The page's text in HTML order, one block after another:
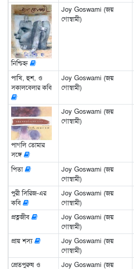
নিশ্চিহ্ন
Joy Goswami (জয়
গোস্বামী)
পাখি, হুশ, ও
সকালবেলার কবি
Joy Goswami (জয়
গোস্বামী)
পাগলি তোমার
সঙ্গে
Joy Goswami (জয়
গোস্বামী)
পিতা
Joy Goswami (জয়
গোস্বামী)
পুরী সিরিজ-এর
কবি
Joy Goswami (জয়
গোস্বামী)
প্রত্নজীব
Joy Goswami (জয়
গোস্বামী)
প্রায় শস্য
Joy Goswami (জয়
গোস্বামী)
প্রেতপুরুষ ও
Joy Goswami (জয়